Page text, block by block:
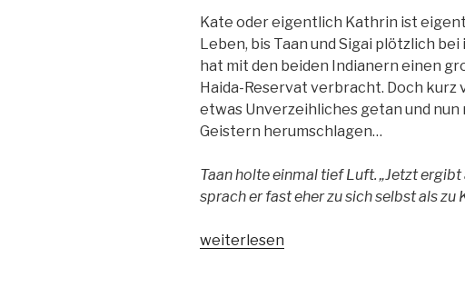
Kate oder eigentlich Kathrin ist
Leben, bis Taan und Sigai plötzlich
hat mit den beiden Indianern einen
Haida-Reservat verbracht. Doch
etwas Unverzeihliches getan und nun
Geistern herumschlagen…
Taan holte einmal tief Luft. „Jetzt ergibt
sprach er fast eher zu sich selbst als zu
„Sonnentänzer“
weiterlesen